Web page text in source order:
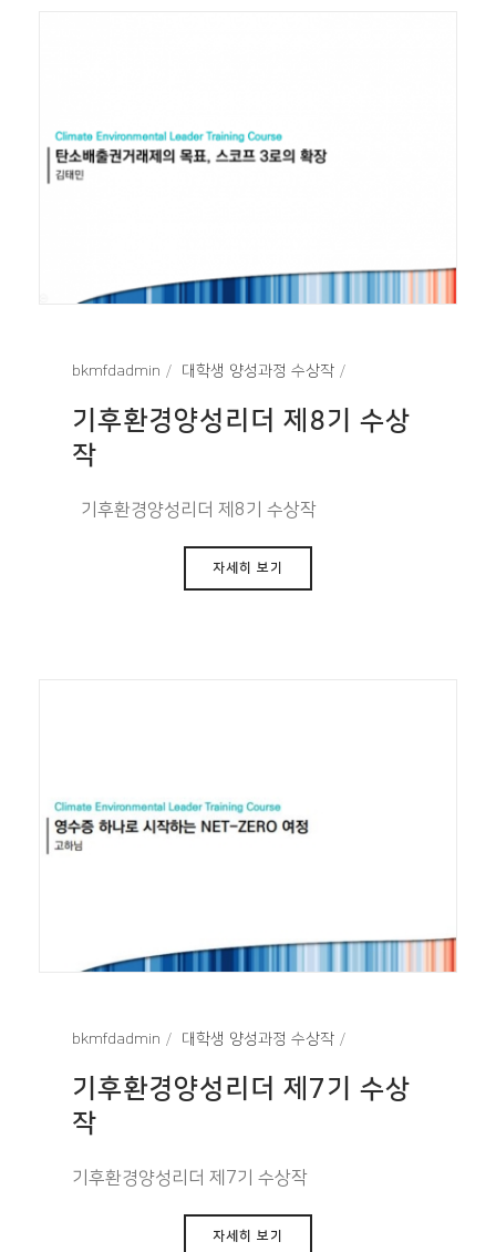
bkmfdadmin 대학생 양성과정 수상작
기후환경양성리더 제8기 수상
작
기후환경양성리더 제8기 수상작
자세히 보기
bkmfdadmin 대학생 양성과정 수상작
기후환경양성리더 제7기 수상
작
기후환경양성리더 제7기 수상작
자세히 보기